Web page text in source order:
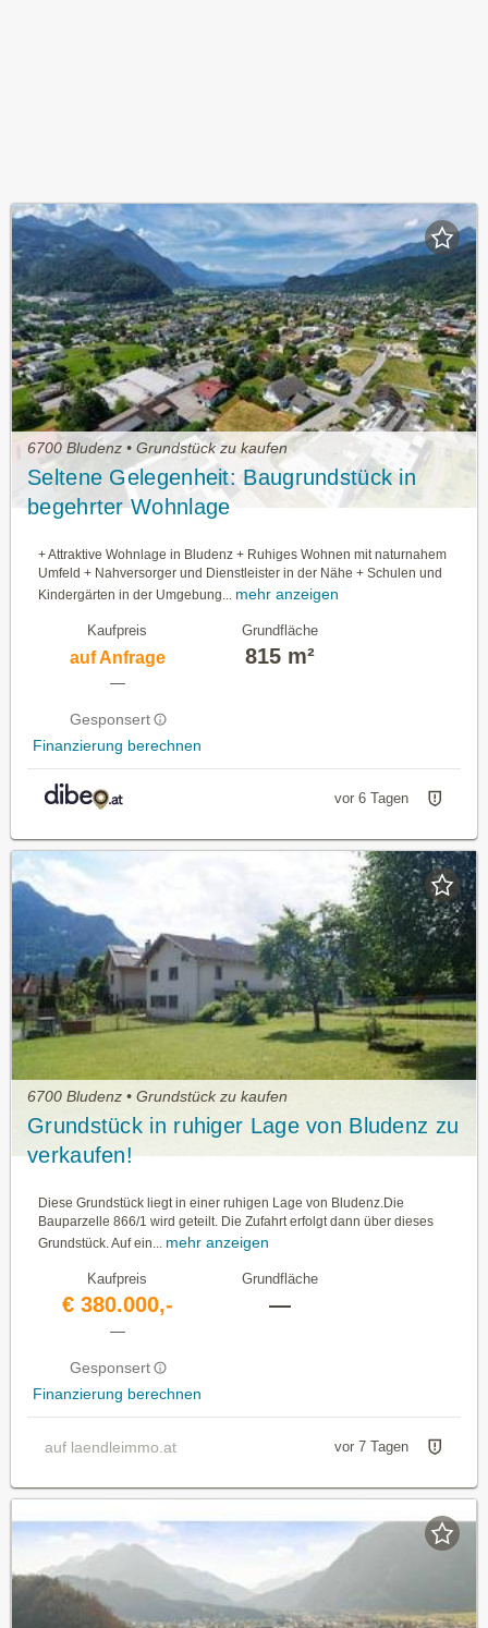
6700 Bludenz • Grundstück zu kaufen
Seltene Gelegenheit: Baugrundstück in
begehrter Wohnlage
+ Attraktive Wohnlage in Bludenz + Ruhiges Wohnen mit naturnahem
Umfeld + Nahversorger und Dienstleister in der Nähe + Schulen und
Kindergärten in der Umgebung... mehr anzeigen
Kaufpreis
auf Anfrage
—
Gesponsert
Finanzierung berechnen
Grundfläche
815 m²
vor 6 Tagen
6700 Bludenz • Grundstück zu kaufen
Grundstück in ruhiger Lage von Bludenz zu
verkaufen!
Diese Grundstück liegt in einer ruhigen Lage von Bludenz.Die
Bauparzelle 866/1 wird geteilt. Die Zufahrt erfolgt dann über dieses
Grundstück. Auf ein...
mehr anzeigen
Kaufpreis
€ 380.000,-
—
Gesponsert
Finanzierung berechnen
Grundfläche
—
auf laendleimmo.at vor 7 Tagen